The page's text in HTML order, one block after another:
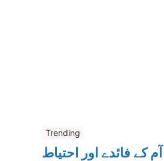
Trending
آم کے فائدے اور احتیاط